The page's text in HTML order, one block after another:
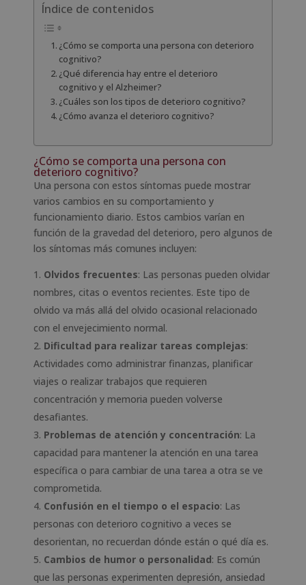
Índice de contenidos
¿Cómo se comporta una persona con deterioro
cognitivo?
¿Qué diferencia hay entre el deterioro
cognitivo y el Alzheimer?
¿Cuáles son los tipos de deterioro cognitivo?
¿Cómo avanza el deterioro cognitivo?
¿Cómo se comporta una persona con
deterioro cognitivo?
Una persona con estos síntomas puede mostrar
varios cambios en su comportamiento y
funcionamiento diario. Estos cambios varían en
función de la gravedad del deterioro, pero algunos de
los síntomas más comunes incluyen:
Olvidos frecuentes: Las personas pueden olvidar
nombres, citas o eventos recientes. Este tipo de
olvido va más allá del olvido ocasional relacionado
con el envejecimiento normal.
Dificultad para realizar tareas complejas:
Actividades como administrar finanzas, planificar
viajes o realizar trabajos que requieren
concentración y memoria pueden volverse
desafiantes.
Problemas de atención y concentración: La
capacidad para mantener la atención en una tarea
específica o para cambiar de una tarea a otra se ve
comprometida.
Confusión en el tiempo o el espacio: Las
personas con deterioro cognitivo a veces se
desorientan, no recuerdan dónde están o qué día es.
Cambios de humor o personalidad: Es común
que las personas experimenten depresión, ansiedad